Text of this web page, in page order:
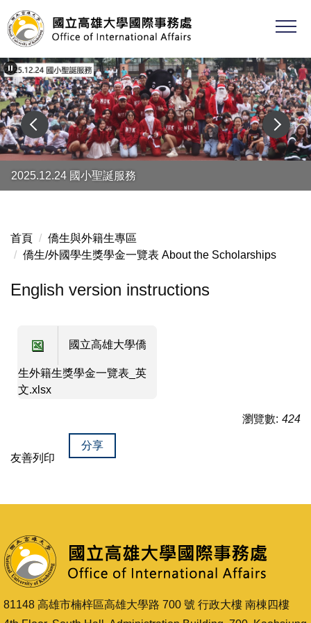
跳
到
主
要
內
容
區
2025.12.24 國小聖誕服務
首頁
僑生與外籍生專區
僑生/外國學生獎學金一覽表 About the Scholarships
English version instructions
國立高雄大學僑
生外籍生獎學金一覽表_英
文.xlsx
瀏覽數: 424
友善列印
分享
81148 高雄市楠梓區高雄大學路 700 號 行政大樓 南棟四樓